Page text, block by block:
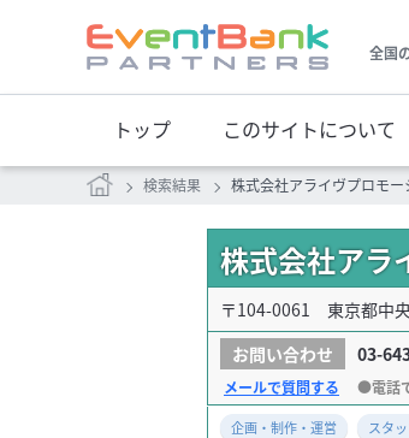
全国
トップ このサイトについて
検索結果
株式会社アライヴプロモー
株式会社アラ
〒104-0061 東京都中
03-
メールで質問する
企画・制作・運営 スタ